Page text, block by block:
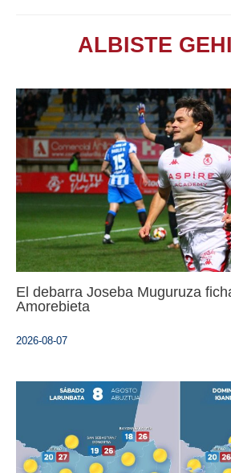
ALBISTE
El debarra Joseba Muguruza
Amorebieta
2026-08-07